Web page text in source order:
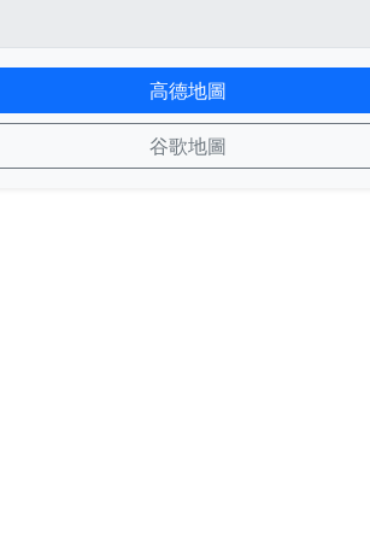
高德地圖
谷歌地圖